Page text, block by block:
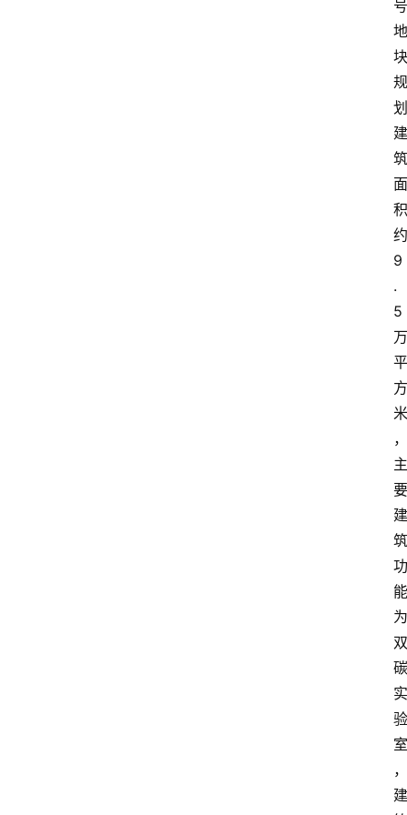
号
地
块
规
划
建
筑
面
积
约
9
.
5
万
平
方
米
，
主
要
建
筑
功
能
为
双
碳
实
验
室
，
建